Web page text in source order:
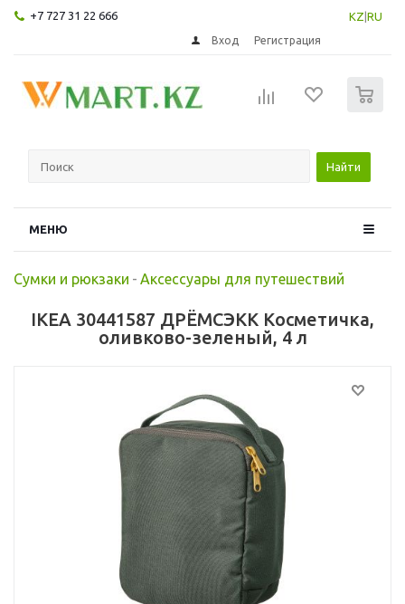
+7 727 31 22 666 KZ RU
Вход Регистрация
Найти
МЕНЮ
Сумки и рюкзаки - Аксессуары для путешествий
IKEA 30441587 ДРЁМСЭКК Косметичка,
оливково-зеленый, 4 л